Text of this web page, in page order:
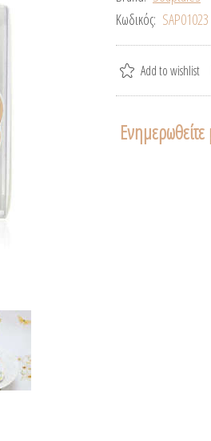
Κωδικός: SAP01023